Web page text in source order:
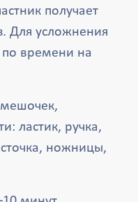
получает
Для усложнения
времени на
ластик, ручка,
ножницы,